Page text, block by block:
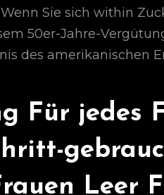
Sie sich within
50er-Jahre-
des amerikanischen
Für jedes
Leer